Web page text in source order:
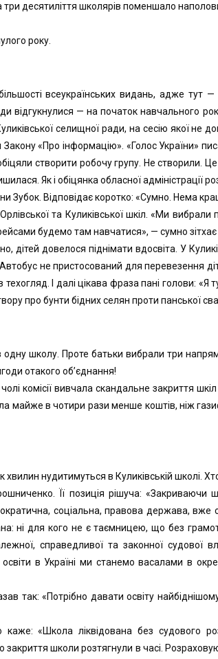
десятиліття школярів поменшало
року.
всеукраїнських видань, адже тут
відгукнулися — на початок навчального
селищної ради, на сесію якої не
«Про інформацію». «Голос України»
створити робочу групу. Не
Як і обіцянка обласної адміністрації
Зубок. Відповідає коротко: «Сумно. Нема
та Куликівської шкіл. «Ми
будемо там навчатися», — сумно зітхає
довелося піднімати вдосвіта. У
не пристосований для перевезення
І далі цікава фраза пані голови: «Я
про бунти бідних селян проти панської
школу. Проте батьки вибрали три
отакого об’єднання!
комісії вивчала скандальне закриття
в чотири рази менше коштів, ніж
нудитимуться в Куликівській школі.
Її позиція рішуча: «Закриваючи
соціальна, правова держава, вже
ні для кого не є таємницею, що без
справедливої та законної судової
в Україні ми станемо васалами в
так: «Потрібно давати освіту
«Школа ліквідована без судового
школи розтягнули в часі.